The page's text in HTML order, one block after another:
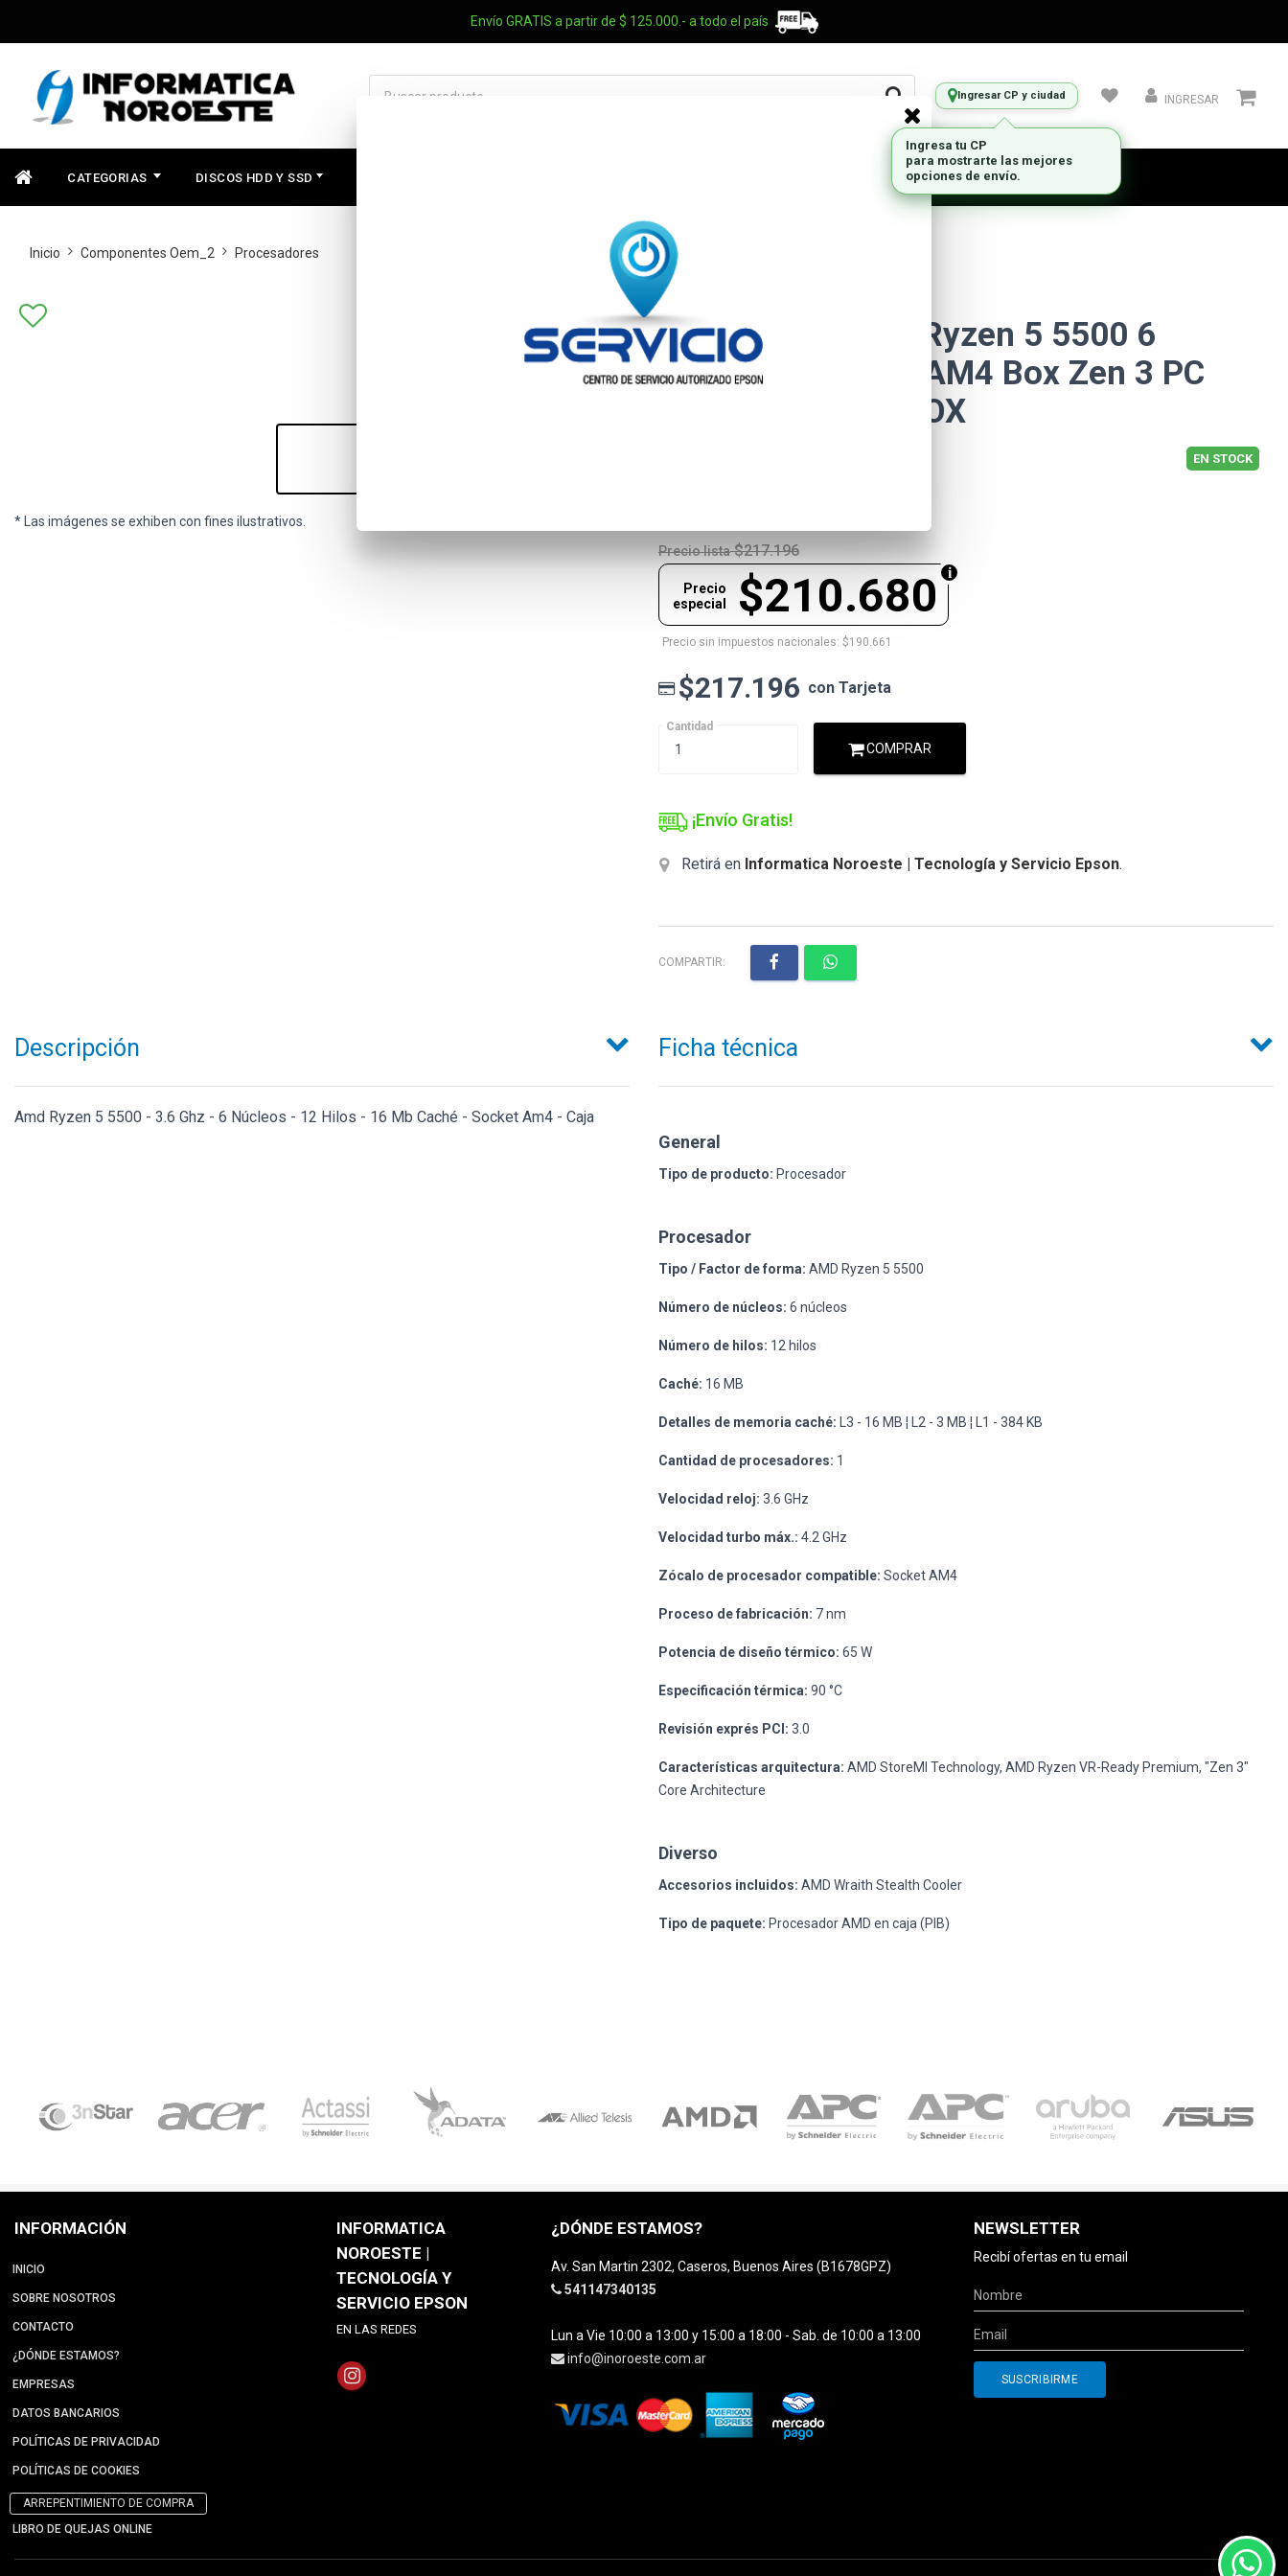
Envío GRATIS a partir de $ 125.000.- a todo el país
Ingresar CP y ciudad INGRESAR
CATEGORIAS DISCOS HDD Y SSD
Inicio Componentes Oem_2 Procesadores
* Las imágenes se exhiben con fines ilustrativos.
Procesador AMD Ryzen 5 5500 6
Nucleos 12 Hilos AM4 Box Zen 3 PC
100-100000457BOX
EN STOCK
Precio lista $217.196
$210.680
Precio
especial
Precio sin impuestos nacionales: $190.661
$217.196 con Tarjeta
Cantidad
COMPRAR
¡Envío Gratis!
Retirá en Informatica Noroeste | Tecnología y Servicio Epson.
COMPARTIR:
Descripción
Amd Ryzen 5 5500 - 3.6 Ghz - 6 Núcleos - 12 Hilos - 16 Mb Caché - Socket Am4 - Caja
Ficha técnica
General
Tipo de producto: Procesador
Procesador
Tipo / Factor de forma: AMD Ryzen 5 5500
Número de núcleos: 6 núcleos
Número de hilos: 12 hilos
Caché: 16 MB
Detalles de memoria caché: L3 - 16 MB ¦ L2 - 3 MB ¦ L1 - 384 KB
Cantidad de procesadores: 1
Velocidad reloj: 3.6 GHz
Velocidad turbo máx.: 4.2 GHz
Zócalo de procesador compatible: Socket AM4
Proceso de fabricación: 7 nm
Potencia de diseño térmico: 65 W
Especificación térmica: 90 °C
Revisión exprés PCI: 3.0
Características arquitectura: AMD StoreMI Technology, AMD Ryzen VR-Ready Premium, "Zen 3"
Core Architecture
Diverso
Accesorios incluidos: AMD Wraith Stealth Cooler
Tipo de paquete: Procesador AMD en caja (PIB)
INFORMACIÓN
INICIO
SOBRE NOSOTROS
CONTACTO
¿DÓNDE ESTAMOS?
EMPRESAS
DATOS BANCARIOS
POLÍTICAS DE PRIVACIDAD
POLÍTICAS DE COOKIES
ARREPENTIMIENTO DE COMPRA
LIBRO DE QUEJAS ONLINE
INFORMATICA
NOROESTE |
TECNOLOGÍA Y
SERVICIO EPSON
EN LAS REDES
¿DÓNDE ESTAMOS?
Av. San Martin 2302, Caseros, Buenos Aires (B1678GPZ)
541147340135
Lun a Vie 10:00 a 13:00 y 15:00 a 18:00 - Sab. de 10:00 a 13:00
info@inoroeste.com.ar
NEWSLETTER
Recibí ofertas en tu email
Ingresa tu CP
para mostrarte las mejores
opciones de envío.